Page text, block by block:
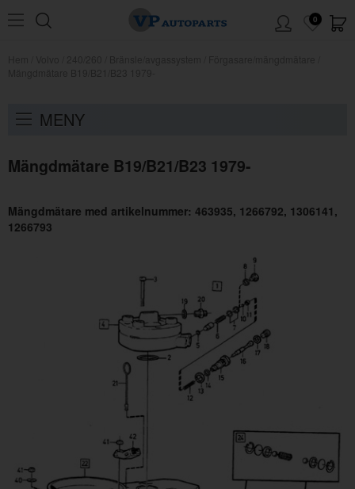
0
MENY
Mängdmätare B19/B21/B23 1979-
Mängdmätare med artikelnummer: 463935, 1266792, 1306141,
1266793